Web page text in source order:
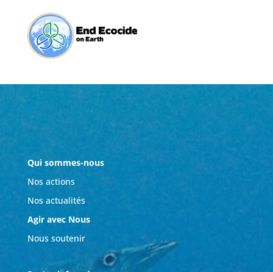
Qui sommes-nous
Nos actions
Nos actualités
Agir avec Nous
Nous soutenir